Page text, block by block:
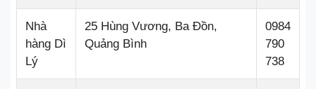
Nhà
hàng Dì
Lý
25 Hùng Vương, Ba Đồn,
Quảng Bình
0984
790
738